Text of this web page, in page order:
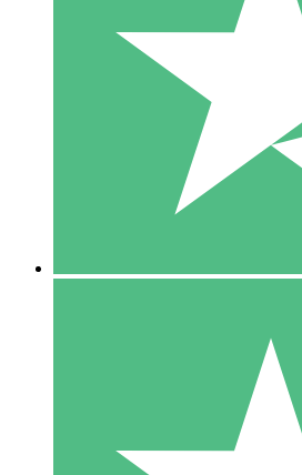
Zahlen Sie nach Bedarf mit
monatliche Verpflichtung
10 00
10 Downloads
20 00